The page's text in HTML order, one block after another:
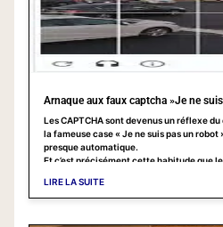
Arnaque aux faux captcha »Je ne
Les CAPTCHA sont devenus un réflexe
la fameuse case « Je ne suis pas un robot
presque automatique.
Et c’est précisément cette habitude que
CAPTCHA,
LIRE LA SUITE